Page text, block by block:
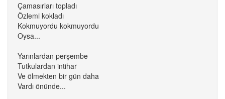
Çamasırları topladı
Özlemi kokladı
Kokmuyordu kokmuyordu
Oysa...
Yarınlardan perşembe
Tutkulardan intihar
Ve ölmekten bir gün daha
Vardı önünde...